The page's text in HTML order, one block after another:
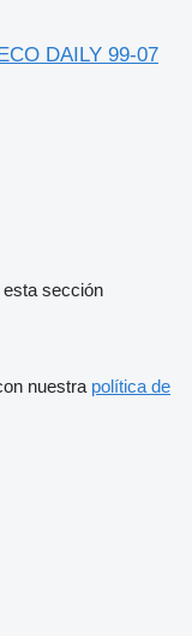
DAILY 99-07
sección
nuestra política de